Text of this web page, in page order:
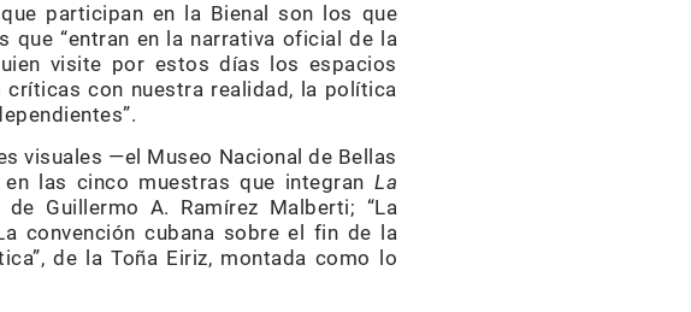
participan en la Bienal son los que
que “entran en la narrativa oficial de la
visite por estos días los espacios
con nuestra realidad, la política
visuales —el Museo Nacional de Bellas
las cinco muestras que integran La
Guillermo A. Ramírez Malberti; “La
convención cubana sobre el fin de la
de la Toña Eiriz, montada como lo